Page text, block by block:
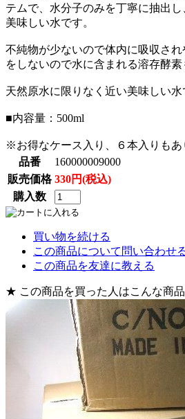
テムで、水分子のみを丁寧に抽出
美味しい水です。
不純物が少ないので体内に吸収さ
をしないので水に含まれる溶存酵素
天然原水に限りなく近い美味しい水
■内容量：500ml
※お得なケース入り、６本入りもあ
品番
160000009000
販売価格 330円(税込)
購入数
買い物を続ける
この商品について問い合わせ
この商品を友達に教える
★ この商品を買った人はこんな商